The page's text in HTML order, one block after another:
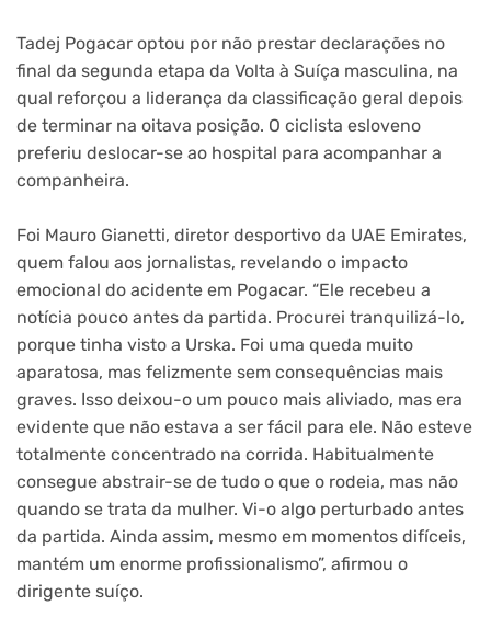
Tadej Pogacar optou por não prestar declarações no
final da segunda etapa da Volta à Suíça masculina, na
qual reforçou a liderança da classificação geral depois
de terminar na oitava posição. O ciclista esloveno
preferiu deslocar-se ao hospital para acompanhar a
companheira.
Foi Mauro Gianetti, diretor desportivo da UAE Emirates,
quem falou aos jornalistas, revelando o impacto
emocional do acidente em Pogacar. “Ele recebeu a
notícia pouco antes da partida. Procurei tranquilizá-lo,
porque tinha visto a Urska. Foi uma queda muito
aparatosa, mas felizmente sem consequências mais
graves. Isso deixou-o um pouco mais aliviado, mas era
evidente que não estava a ser fácil para ele. Não esteve
totalmente concentrado na corrida. Habitualmente
consegue abstrair-se de tudo o que o rodeia, mas não
quando se trata da mulher. Vi-o algo perturbado antes
da partida. Ainda assim, mesmo em momentos difíceis,
mantém um enorme profissionalismo”, afirmou o
dirigente suíço.